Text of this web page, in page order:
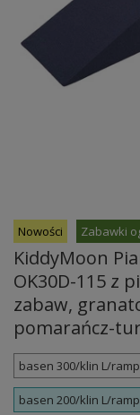
Nowości Zabawki
KiddyMoon
OK30D-115 z
zabaw,
pomarańcz-
basen 300/klin L/
basen 200/klin L/